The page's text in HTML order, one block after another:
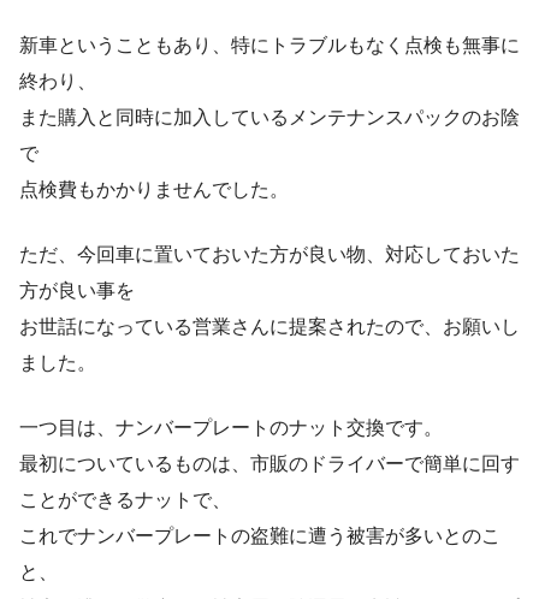
新車ということもあり、特にトラブルもなく点検も無事に
終わり、
また購入と同時に加入しているメンテナンスパックのお陰
で
点検費もかかりませんでした。
ただ、今回車に置いておいた方が良い物、対応しておいた
方が良い事を
お世話になっている営業さんに提案されたので、お願いし
ました。
一つ目は、ナンバープレートのナット交換です。
最初についているものは、市販のドライバーで簡単に回す
ことができるナットで、
これでナンバープレートの盗難に遭う被害が多いとのこ
と、